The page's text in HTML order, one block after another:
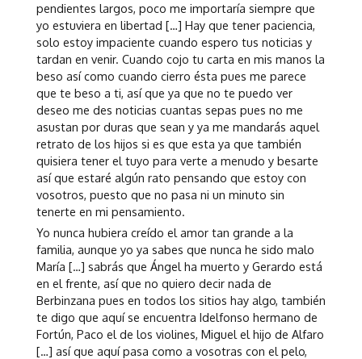
pendientes largos, poco me importaría siempre que
yo estuviera en libertad […] Hay que tener paciencia,
solo estoy impaciente cuando espero tus noticias y
tardan en venir. Cuando cojo tu carta en mis manos la
beso así como cuando cierro ésta pues me parece
que te beso a ti, así que ya que no te puedo ver
deseo me des noticias cuantas sepas pues no me
asustan por duras que sean y ya me mandarás aquel
retrato de los hijos si es que esta ya que también
quisiera tener el tuyo para verte a menudo y besarte
así que estaré algún rato pensando que estoy con
vosotros, puesto que no pasa ni un minuto sin
tenerte en mi pensamiento.
Yo nunca hubiera creído el amor tan grande a la
familia, aunque yo ya sabes que nunca he sido malo
María […] sabrás que Ángel ha muerto y Gerardo está
en el frente, así que no quiero decir nada de
Berbinzana pues en todos los sitios hay algo, también
te digo que aquí se encuentra Idelfonso hermano de
Fortún, Paco el de los violines, Miguel el hijo de Alfaro
[…] así que aquí pasa como a vosotras con el pelo,